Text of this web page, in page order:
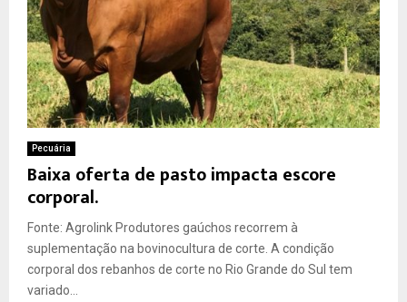
Pecuária
Baixa oferta de pasto impacta escore
corporal.
Fonte: Agrolink Produtores gaúchos recorrem à
suplementação na bovinocultura de corte. A condição
corporal dos rebanhos de corte no Rio Grande do Sul tem
variado...